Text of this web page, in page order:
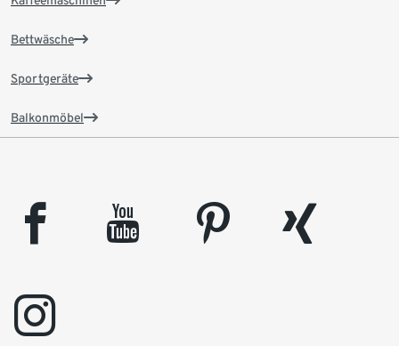
Bettwäsche
Sportgeräte
Balkonmöbel
facebook youtube pinterest
xing
instagram